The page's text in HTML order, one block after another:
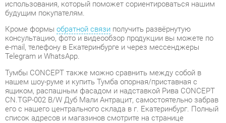
Тумбы CONCEPT также можно сравнить между собой в
нашем шоу-руме и купить Тумба опорная/приставная с
CN.TGP-002 B/W Дуб Мали Антрацит, самостоятельно забрав
его с нашего центрального склада в г. Екатеринбург. Полный
список адресов и магазинов смотрите на странице
контактов.
Материал
Лдсп
Цвет
Дуб мали/антрацит
Ширина, мм
420